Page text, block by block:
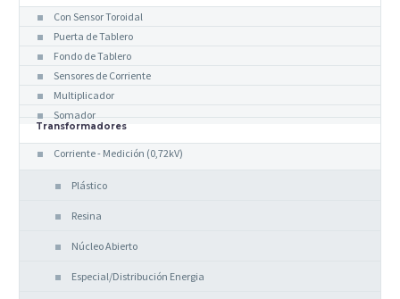
Con Sensor Toroidal
Puerta de Tablero
Fondo de Tablero
Sensores de Corriente
Multiplicador
Somador
Transformadores
Corriente - Medición (0,72kV)
Plástico
Resina
Núcleo Abierto
Especial/Distribución Energia